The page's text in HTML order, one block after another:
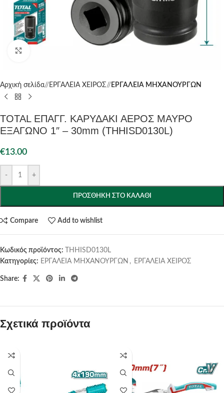
Αρχική σελίδα/ ΕΡΓΑΛΕΙΑ ΧΕΙΡΟΣ/ ΕΡΓΑΛΕΙΑ ΜΗΧΑΝΟΥΡΓΩΝ
TOTAL ΕΠΑΓΓ. ΚΑΡΥΔΑΚΙ ΑΕΡΟΣ ΜΑΥΡO
ΕΞΑΓΩΝO 1″ – 30mm (THHISD0130L)
€13.00
- +
ΠΡΟΣΘΉΚΗ ΣΤΟ ΚΑΛΆΘΙ
Compare Add to wishlist
Κωδικός προϊόντος:
THHISD0130L
Κατηγορίες: ΕΡΓΑΛΕΙΑ ΜΗΧΑΝΟΥΡΓΩΝ , ΕΡΓΑΛΕΙΑ ΧΕΙΡΟΣ
Share:
Σχετικά προϊόντα